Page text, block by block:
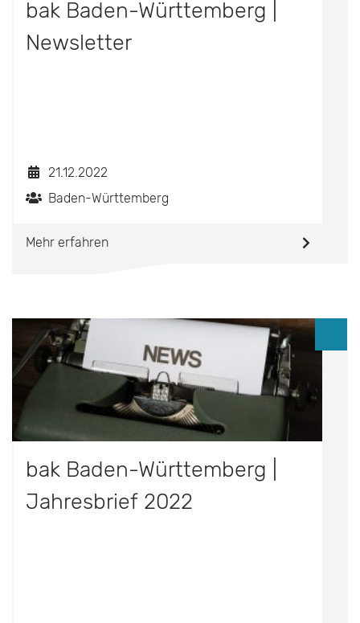
bak Baden-Württemberg |
Newsletter
21.12.2022
Baden-Württemberg
Mehr erfahren
bak Baden-Württemberg |
Jahresbrief 2022